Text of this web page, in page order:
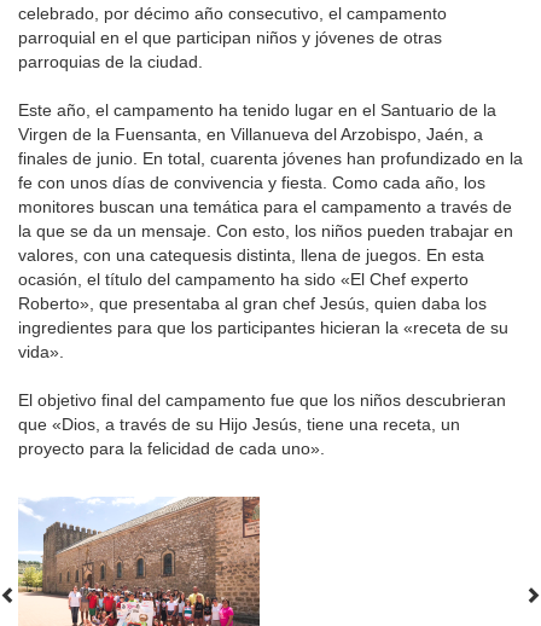
celebrado, por décimo año consecutivo, el campamento
parroquial en el que participan niños y jóvenes de otras
parroquias de la ciudad.
Este año, el campamento ha tenido lugar en el Santuario de la
Virgen de la Fuensanta, en Villanueva del Arzobispo, Jaén, a
finales de junio. En total, cuarenta jóvenes han profundizado en la
fe con unos días de convivencia y fiesta. Como cada año, los
monitores buscan una temática para el campamento a través de
la que se da un mensaje. Con esto, los niños pueden trabajar en
valores, con una catequesis distinta, llena de juegos. En esta
ocasión, el título del campamento ha sido «El Chef experto
Roberto», que presentaba al gran chef Jesús, quien daba los
ingredientes para que los participantes hicieran la «receta de su
vida».
El objetivo final del campamento fue que los niños descubrieran
que «Dios, a través de su Hijo Jesús, tiene una receta, un
proyecto para la felicidad de cada uno».